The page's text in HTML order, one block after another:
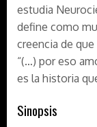
estudia
define como
creencia de
“(…) por eso
es la historia
Sinopsis